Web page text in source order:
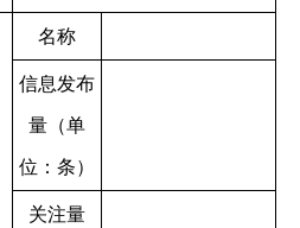
名称
信息发布
量（单
位：条）
关注量